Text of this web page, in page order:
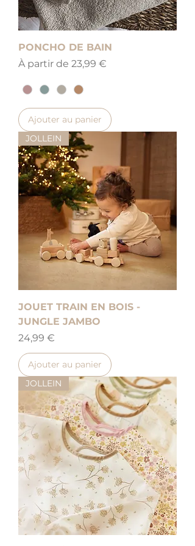
PONCHO DE BAIN
À partir de 23,99 €
Prix promotionnel
Ajouter au panier
JOLLEIN
JOUET TRAIN EN BOIS -
JUNGLE JAMBO
Prix
24,99 €
Ajouter au panier
JOLLEIN